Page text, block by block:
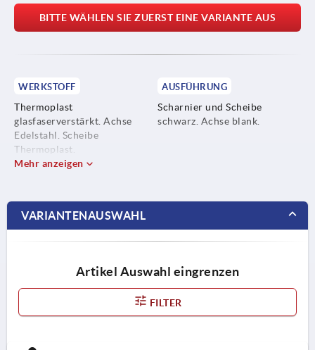
BITTE WÄHLEN SIE ZUERST EINE VARIANTE AUS
WERKSTOFF
Thermoplast
glasfaserverstärkt. Achse
Edelstahl. Scheibe
Thermoplast.
AUSFÜHRUNG
Scharnier und Scheibe
schwarz. Achse blank.
Mehr anzeigen
VARIANTENAUSWAHL
Artikel Auswahl eingrenzen
FILTER